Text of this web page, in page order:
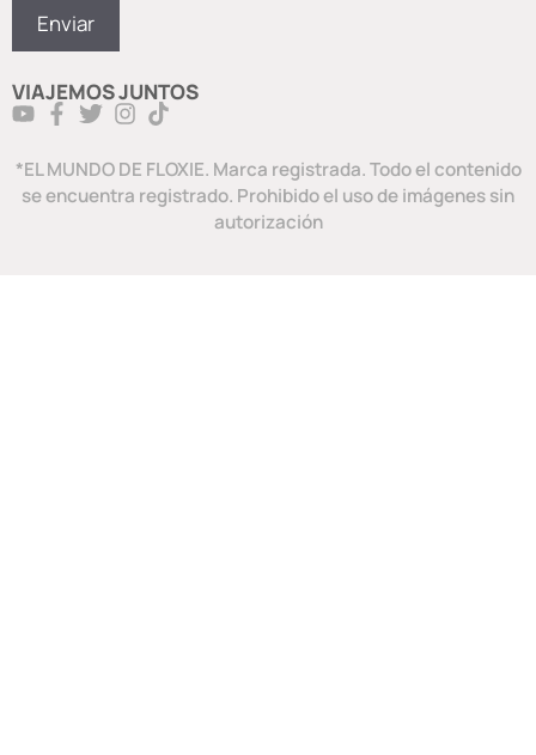
VIAJEMOS JUNTOS
*EL MUNDO DE FLOXIE. Marca registrada. Todo el contenido
se encuentra registrado. Prohibido el uso de imágenes sin
autorización